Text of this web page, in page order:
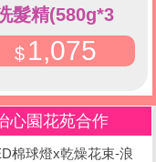
髮精(580g*3
調理精華70g
1,075
心園花苑合作
棉球燈x乾燥花束-浪